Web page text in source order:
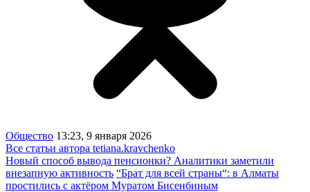
Общество 13:23, 9 января 2026
Все статьи автора tetiana.kravchenko
Новый способ вывода пенсионки? Аналитики заметили
внезапную активность “Брат для всей страны“: в Алматы
простились с актёром Муратом Бисенбиным